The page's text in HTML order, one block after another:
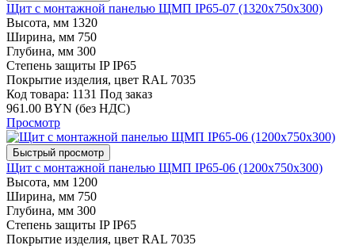
Щит с монтажной панелью ЩМП IP65-07 (1320х750х300)
Высота, мм 1320
Ширина, мм 750
Глубина, мм 300
Степень защиты IP IP65
Покрытие изделия, цвет RAL 7035
Код товара: 1131 Под заказ
961.00 BYN (без НДС)
Просмотр
Быстрый просмотр
Щит с монтажной панелью ЩМП IP65-06 (1200х750х300)
Высота, мм 1200
Ширина, мм 750
Глубина, мм 300
Степень защиты IP IP65
Покрытие изделия, цвет RAL 7035